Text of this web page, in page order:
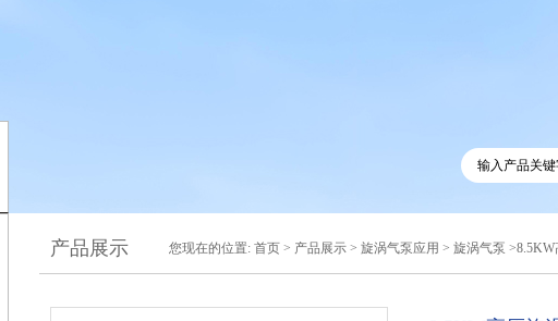
产品展示 您现在的位置: 首页 > 产品展示 > 旋涡气泵应用 > 旋涡气泵